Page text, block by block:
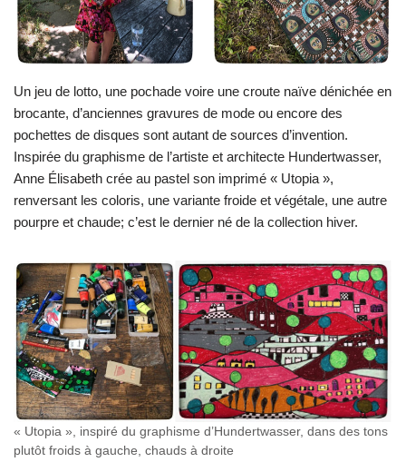
Un jeu de lotto, une pochade voire une croute naïve dénichée en
brocante, d’anciennes gravures de mode ou encore des
pochettes de disques sont autant de sources d’invention.
Inspirée du graphisme de l’artiste et architecte Hundertwasser,
Anne Élisabeth crée au pastel son imprimé « Utopia »,
renversant les coloris, une variante froide et végétale, une autre
pourpre et chaude; c’est le dernier né de la collection hiver.
« Utopia », inspiré du graphisme d’Hundertwasser, dans des tons
plutôt froids à gauche, chauds à droite